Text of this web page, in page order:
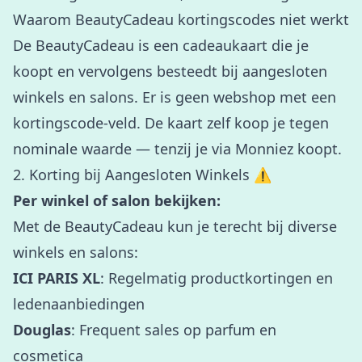
Waarom BeautyCadeau kortingscodes niet werkt
De BeautyCadeau is een cadeaukaart die je
koopt en vervolgens besteedt bij aangesloten
winkels en salons. Er is geen webshop met een
kortingscode-veld. De kaart zelf koop je tegen
nominale waarde — tenzij je via Monniez koopt.
2. Korting bij Aangesloten Winkels ⚠️
Per winkel of salon bekijken:
Met de BeautyCadeau kun je terecht bij diverse
winkels en salons:
ICI PARIS XL: Regelmatig productkortingen en
ledenaanbiedingen
Douglas: Frequent sales op parfum en
cosmetica